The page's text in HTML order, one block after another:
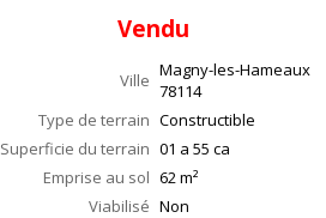
Vendu
Ville Magny-les-Hameaux
78114
Type de terrain Constructible
Superficie du terrain 01 a 55 ca
Emprise au sol 62m²
Viabilisé Non